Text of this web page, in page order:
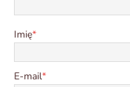
Imię*
E-mail*